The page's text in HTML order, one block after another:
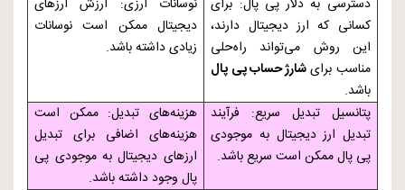
کسانی که ارز دیجیتال دارند،
این روش می‌تواند راه‌حلی
مناسب برایشارژ حساب پی پال
باشد.
دیجیتال ممکن است نوسانات
زیادی داشته باشد.
پتانسیل تبدیل سریع: فرآیند
تبدیل ارز دیجیتال به موجودی
پی پال ممکن است سریع باشد.
هزینه‌های تبدیل: ممکن است
هزینه‌های اضافی برای تبدیل
ارزهای دیجیتال به موجودی پی
پال وجود داشته باشد.